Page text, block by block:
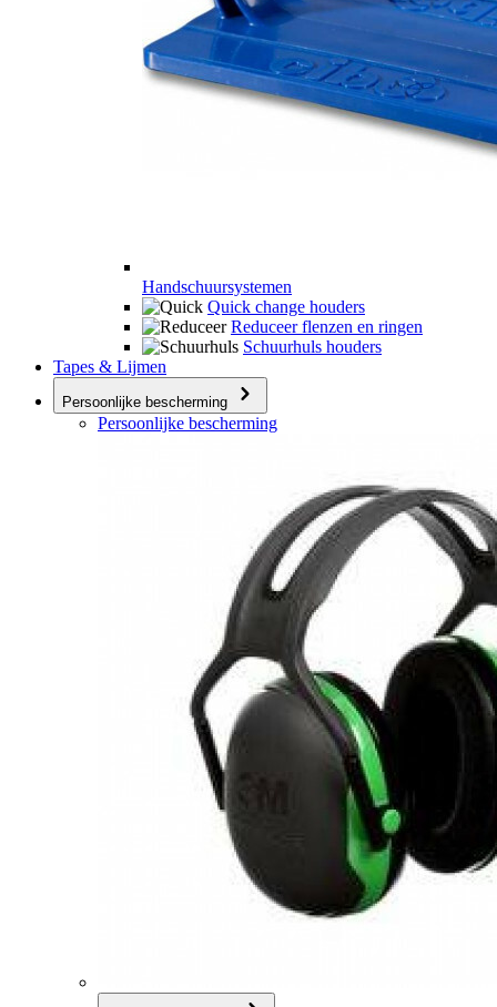
Handschuursystemen
Quick change houders
Reduceer flenzen en ringen
Schuurhuls houders
Tapes & Lijmen
Persoonlijke bescherming
Persoonlijke bescherming